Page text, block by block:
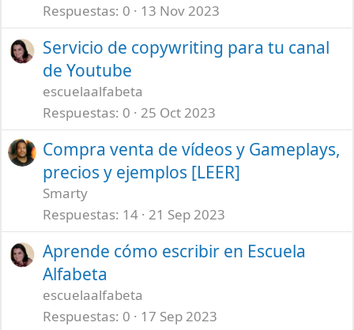
Respuestas 0 13 Nov 2023
Servicio de copywriting para tu canal
de Youtube
escuelaalfabeta
Respuestas 0 25 Oct 2023
Compra venta de vídeos y Gameplays,
precios y ejemplos [LEER]
Smarty
Respuestas 14 21 Sep 2023
Aprende cómo escribir en Escuela
Alfabeta
escuelaalfabeta
Respuestas 0 17 Sep 2023